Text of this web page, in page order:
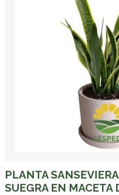
PLANTA
SUEGRA EN MACETA